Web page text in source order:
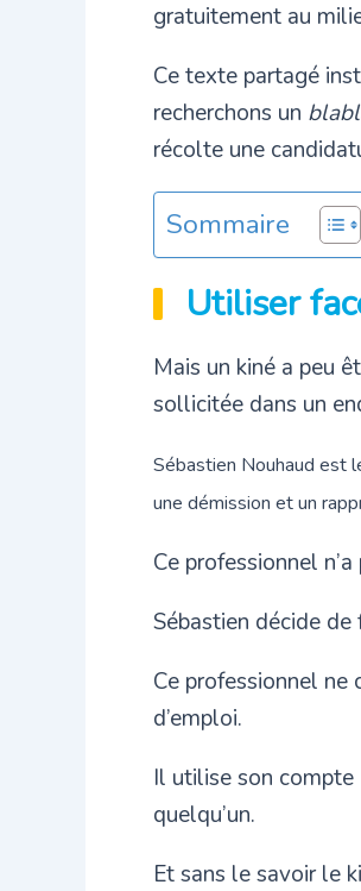
gratuitement au
Ce texte partagé
recherchons un
récolte une
Sommaire
Utiliser
Mais un kiné a peu
sollicitée dans un
Sébastien Nouhaud est
une démission et un
Ce professionnel
Sébastien décide
Ce professionnel ne
d’emploi.
Il utilise son compte
quelqu’un.
Et sans le savoir le